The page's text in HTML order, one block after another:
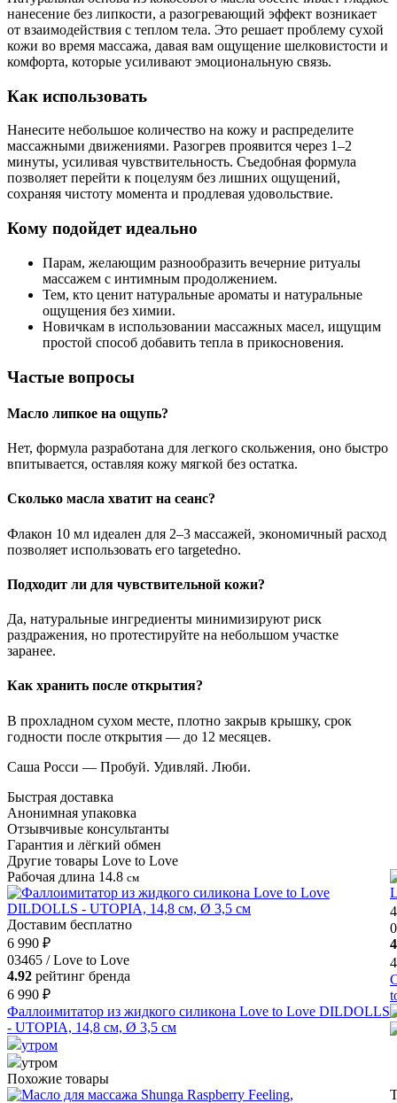
нанесение без липкости, а разогревающий эффект возникает
от взаимодействия с теплом тела. Это решает проблему сухой
кожи во время массажа, давая вам ощущение шелковистости и
комфорта, которые усиливают эмоциональную связь.
Как использовать
Нанесите небольшое количество на кожу и распределите
массажными движениями. Разогрев проявится через 1–2
минуты, усиливая чувствительность. Съедобная формула
позволяет перейти к поцелуям без лишних ощущений,
сохраняя чистоту момента и продлевая удовольствие.
Кому подойдет идеально
Парам, желающим разнообразить вечерние ритуалы
массажем с интимным продолжением.
Тем, кто ценит натуральные ароматы и натуральные
ощущения без химии.
Новичкам в использовании массажных масел, ищущим
простой способ добавить тепла в прикосновения.
Частые вопросы
Масло липкое на ощупь?
Нет, формула разработана для легкого скольжения, оно быстро
впитывается, оставляя кожу мягкой без остатка.
Сколько масла хватит на сеанс?
Флакон 10 мл идеален для 2–3 массажей, экономичный расход
позволяет использовать его targetedно.
Подходит ли для чувствительной кожи?
Да, натуральные ингредиенты минимизируют риск
раздражения, но протестируйте на небольшом участке
заранее.
Как хранить после открытия?
В прохладном сухом месте, плотно закрыв крышку, срок
годности после открытия — до 12 месяцев.
Саша Росси — Пробуй. Удивляй. Люби.
Быстрая доставка
Анонимная упаковка
Отзывчивые консультанты
Гарантия и лёгкий обмен
Другие товары Love to Love
Рабочая длина 14.8 см
Доставим бесплатно
6 990 ₽
03465 / Love to Love
4.92 рейтинг бренда
6 990 ₽
Фаллоимитатор из жидкого силикона Love to Love DILDOLLS
- UTOPIA, 14,8 см, Ø 3,5 см
утром
утром
Похожие товары